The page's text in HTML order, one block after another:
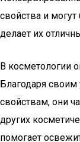
свойства и
делает их
В косметологии
Благодаря
свойствам, они
других
помогает